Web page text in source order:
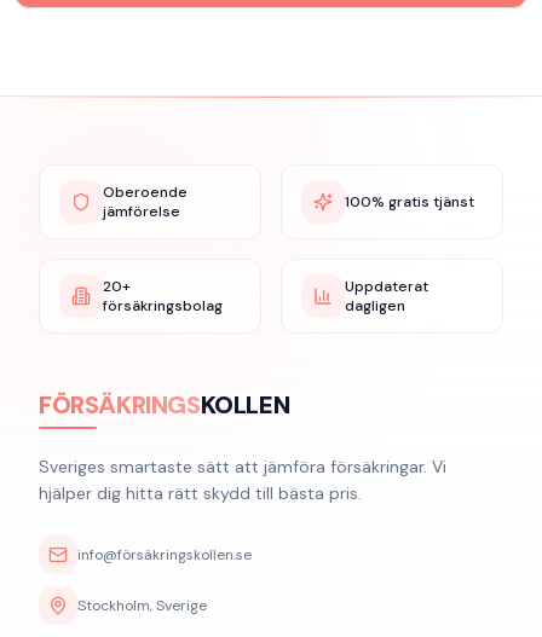
Oberoende
jämförelse
100% gratis tjänst
20+
försäkringsbolag
Uppdaterat
dagligen
FÖRSÄKRINGSKOLLEN
Sveriges smartaste sätt att jämföra försäkringar. Vi
hjälper dig hitta rätt skydd till bästa pris.
info@försäkringskollen.se
Stockholm, Sverige